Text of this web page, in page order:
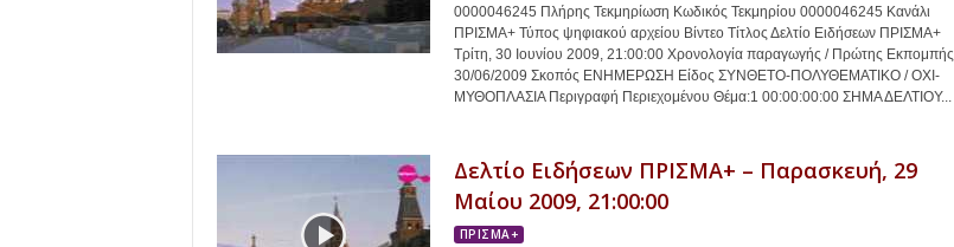
0000046245 Πλήρης Τεκμηρίωση Κωδικός Τεκμηρίου 0000046245 Κανάλι
ΠΡΙΣΜΑ+ Τύπος ψηφιακού αρχείου Βίντεο Τίτλος Δελτίο Ειδήσεων ΠΡΙΣΜΑ+
Τρίτη, 30 Ιουνίου 2009, 21:00:00 Χρονολογία παραγωγής / Πρώτης Εκπομπής
30/06/2009 Σκοπός ΕΝΗΜΕΡΩΣΗ Είδος ΣΥΝΘΕΤΟ-ΠΟΛΥΘΕΜΑΤΙΚΟ / ΟΧΙ-
ΜΥΘΟΠΛΑΣΙΑ Περιγραφή Περιεχομένου Θέμα:1 00:00:00:00 ΣΗΜΑ ΔΕΛΤΙΟΥ...
Δελτίο Ειδήσεων ΠΡΙΣΜΑ+ – Παρασκευή, 29
Μαίου 2009, 21:00:00
ΠΡΙΣΜΑ+